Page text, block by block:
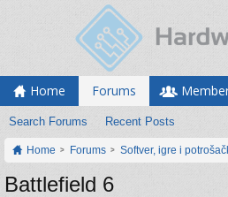
Home Forums
Search Forums Recent Posts
Home Forums Softver, igre i
Battlefield 6